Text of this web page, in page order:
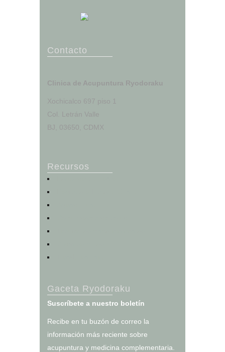
Contacto
Clinica de Acupuntura Ryodoraku
Xochicalco 697 piso 1
Col. Letrán Valle
BJ, 03650, CDMX
Recursos
Gaceta Ryodoraku
Suscríbete a nuestro boletín
Recibe en tu buzón de correo la
información más reciente sobre
acupuntura y medicina complementaria.